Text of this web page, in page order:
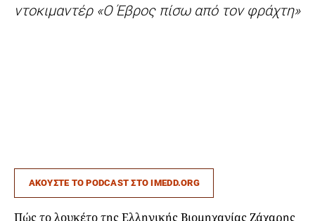
ντοκιμαντέρ «Ο Έβρος πίσω από τον φράχτη»
AKOYΣTE TO PODCAST ΣΤΟ IMEDD.ORG
Πώς το λουκέτο της Ελληνικής Βιομηχανίας Ζάχαρης